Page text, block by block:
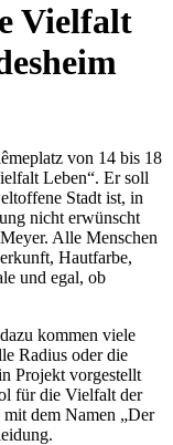
Vielfalt
von 14 bis 18
Leben“. Er soll
Stadt ist, in
nicht erwünscht
Alle Menschen
Hautfarbe,
und egal, ob
kommen viele
Radius oder die
Projekt vorgestellt
für die Vielfalt der
dem Namen „Der